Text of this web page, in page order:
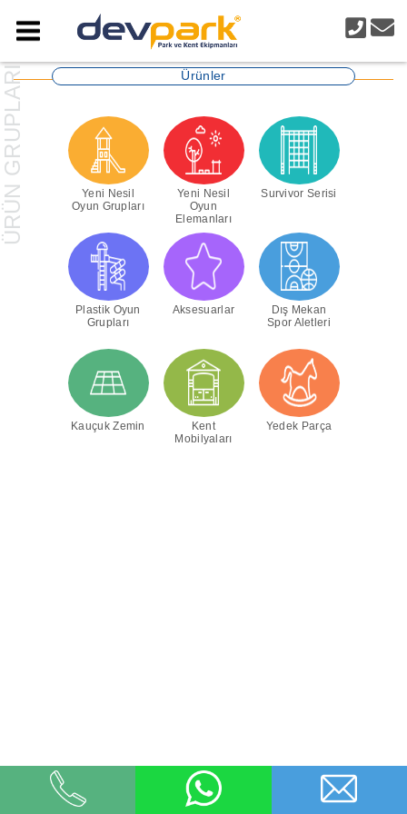
Ürünler
Yeni Nesil
Oyun Grupları
Yeni Nesil
Oyun
Elemanları
Survivor Serisi
Plastik Oyun
Grupları
Aksesuarlar
Dış Mekan
Spor Aletleri
Kauçuk Zemin
Kent
Mobilyaları
Yedek Parça